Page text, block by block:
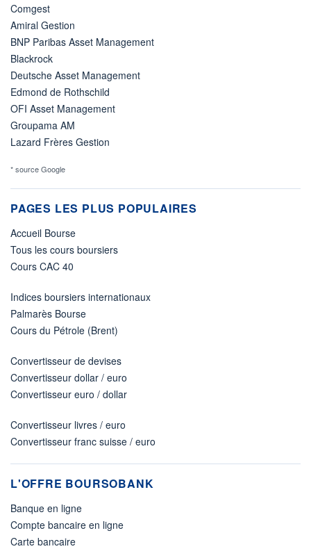
Comgest
Amiral Gestion
BNP Paribas Asset Management
Blackrock
Deutsche Asset Management
Edmond de Rothschild
OFI Asset Management
Groupama AM
Lazard Frères Gestion
* source Google
PAGES LES PLUS POPULAIRES
Accueil Bourse
Tous les cours boursiers
Cours CAC 40
Indices boursiers internationaux
Palmarès Bourse
Cours du Pétrole (Brent)
Convertisseur de devises
Convertisseur dollar / euro
Convertisseur euro / dollar
Convertisseur livres / euro
Convertisseur franc suisse / euro
L'OFFRE BOURSOBANK
Banque en ligne
Compte bancaire en ligne
Carte bancaire